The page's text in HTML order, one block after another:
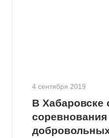
4 сентября 2019
В Хабаровске